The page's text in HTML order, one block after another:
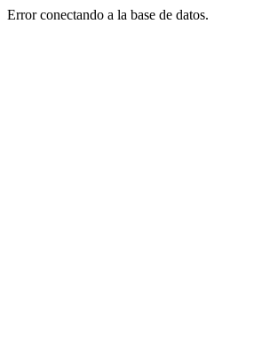
Error conectando a la base de datos.